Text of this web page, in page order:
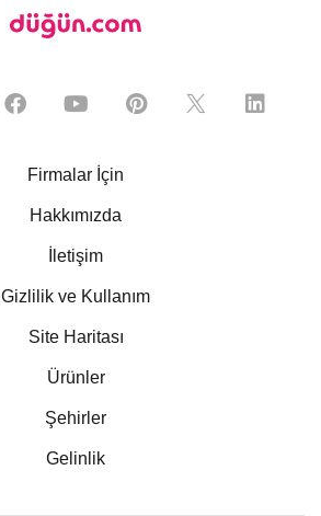
Firmalar İçin
Hakkımızda
İletişim
Gizlilik ve Kullanım
Site Haritası
Ürünler
Şehirler
Gelinlik